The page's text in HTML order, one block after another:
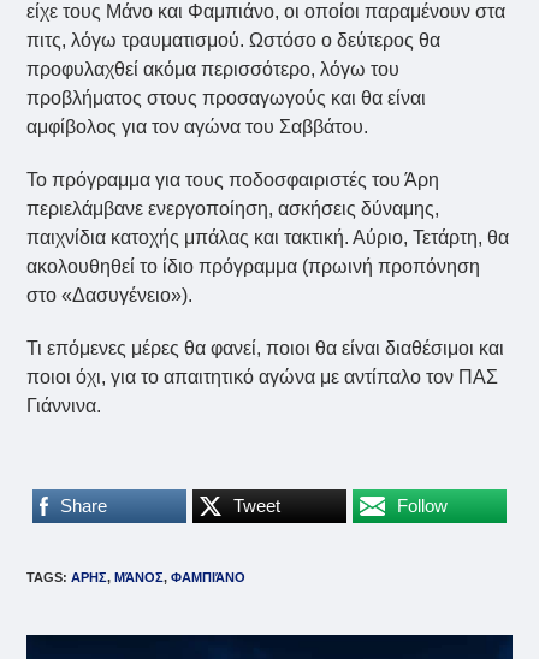
είχε τους Μάνο και Φαμπιάνο, οι οποίοι παραμένουν στα
πιτς, λόγω τραυματισμού. Ωστόσο ο δεύτερος θα
προφυλαχθεί ακόμα περισσότερο, λόγω του
προβλήματος στους προσαγωγούς και θα είναι
αμφίβολος για τον αγώνα του Σαββάτου.
Το πρόγραμμα για τους ποδοσφαιριστές του Άρη
περιελάμβανε ενεργοποίηση, ασκήσεις δύναμης,
παιχνίδια κατοχής μπάλας και τακτική. Αύριο, Τετάρτη, θα
ακολουθηθεί το ίδιο πρόγραμμα (πρωινή προπόνηση
στο «Δασυγένειο»).
Τι επόμενες μέρες θα φανεί, ποιοι θα είναι διαθέσιμοι και
ποιοι όχι, για το απαιτητικό αγώνα με αντίπαλο τον ΠΑΣ
Γιάννινα.
Share Tweet Follow
TAGS:ΑΡΗΣ, ΜΆΝΟΣ, ΦΑΜΠΙΆΝΟ